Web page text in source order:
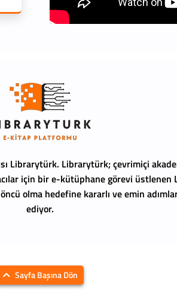
Librarytürk. Librarytürk; çevrimiçi
için bir e-kütüphane görevi
olma hedefine kararlı ve emin
ediyor.
Sayfa Başına Dön